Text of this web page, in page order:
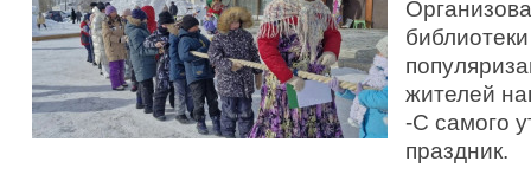
жителей
-С самого
праздник.